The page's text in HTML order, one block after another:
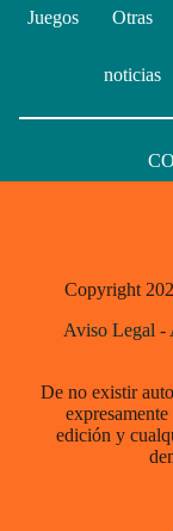
Juegos Otras
noticias
Copyright
Aviso Legal -
De no existir
edición y